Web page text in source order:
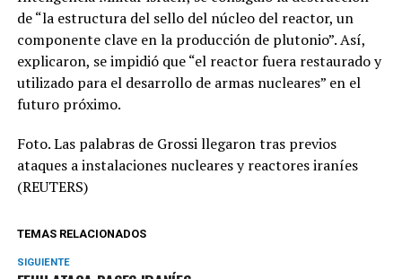
de “la estructura del sello del núcleo del reactor, un
componente clave en la producción de plutonio”. Así,
explicaron, se impidió que “el reactor fuera restaurado y
utilizado para el desarrollo de armas nucleares” en el
futuro próximo.
Foto. Las palabras de Grossi llegaron tras previos
ataques a instalaciones nucleares y reactores iraníes
(REUTERS)
TEMAS RELACIONADOS
SIGUIENTE